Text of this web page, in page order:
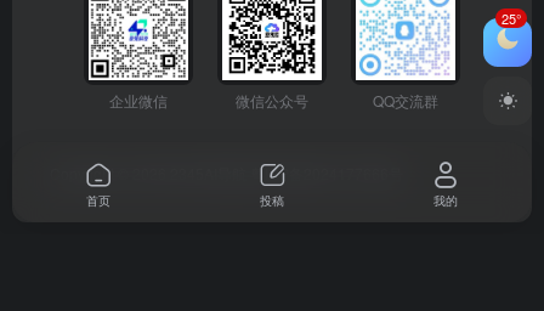
企业微信 微信公众号 QQ交流群
Copyright © 2026 粤ICP备2024177666号
25°
首页 投稿 我的